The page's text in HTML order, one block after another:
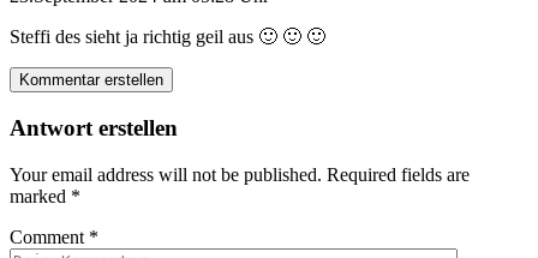
Steffi des sieht ja richtig geil aus 🙂 🙂 🙂
Kommentar erstellen
Antwort erstellen
Your email address will not be published. Required fields are
marked *
Comment *